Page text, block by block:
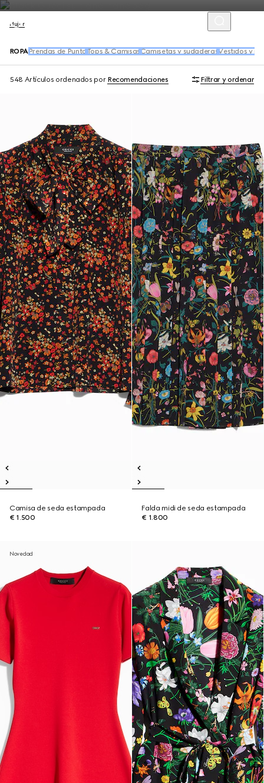
Mujer
ROPAPrendas de Punto Tops & Camisas Camisetas y sudaderas Vestidos y
548 Artículos ordenados por Recomendaciones Filtrar y ordenar
Camisa de seda estampada
€ 1.500
Falda midi de seda estampada
€ 1.800
Novedad